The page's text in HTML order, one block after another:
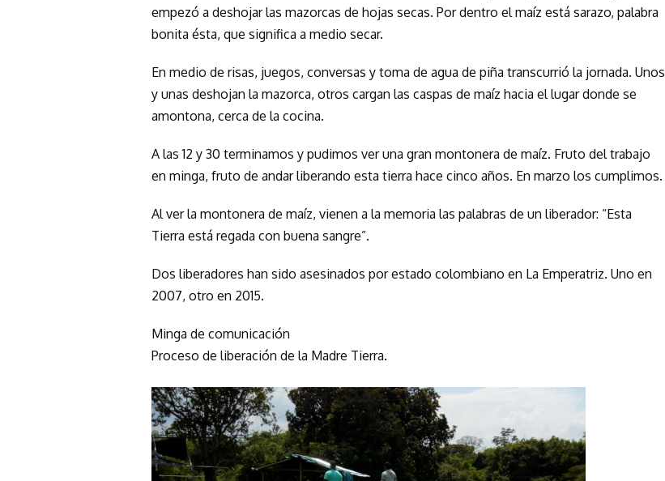
empezó a deshojar las mazorcas de hojas secas. Por dentro el maíz está sarazo, palabra
bonita ésta, que significa a medio secar.
En medio de risas, juegos, conversas y toma de agua de piña transcurrió la jornada. Unos
y unas deshojan la mazorca, otros cargan las caspas de maíz hacia el lugar donde se
amontona, cerca de la cocina.
A las 12 y 30 terminamos y pudimos ver una gran montonera de maíz. Fruto del trabajo
en minga, fruto de andar liberando esta tierra hace cinco años. En marzo los cumplimos.
Al ver la montonera de maíz, vienen a la memoria las palabras de un liberador: “Esta
Tierra está regada con buena sangre”.
Dos liberadores han sido asesinados por estado colombiano en La Emperatriz. Uno en
2007, otro en 2015.
Minga de comunicación
Proceso de liberación de la Madre Tierra.